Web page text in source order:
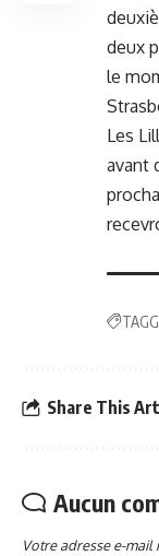
deux
le
Les
avant
Share This
Aucun
Votre adresse e-mail